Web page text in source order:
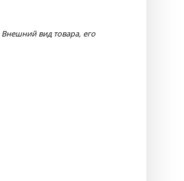
вид товара, его